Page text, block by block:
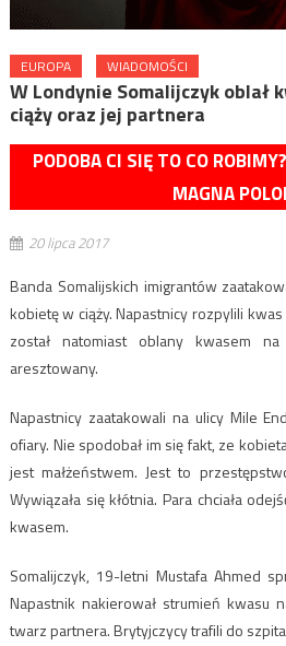
EUROPA WIADOMOŚCI
W Londynie Somalijczyk oblał
ciąży oraz jej partnera
PODOBA CI SIĘ TO CO
MAGNA
20 lipca 2017
Banda Somalijskich imigrantów
kobietę w ciąży. Napastnicy rozpylili
został natomiast oblany kwasem na
aresztowany.
Napastnicy zaatakowali na ulicy Mile
ofiary. Nie spodobał im się fakt, ze
jest małżeństwem. Jest to
Wywiązała się kłótnia. Para chciała
kwasem.
Somalijczyk, 19-letni Mustafa Ahmed
Napastnik nakierował strumień kwasu
twarz partnera. Brytyjczycy trafili do